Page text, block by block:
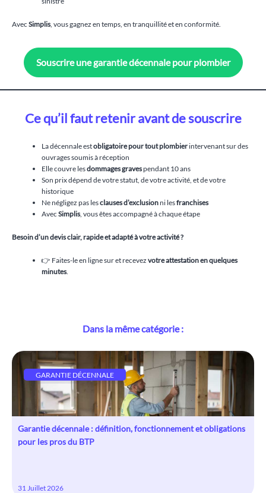
Avec Simplis , vous gagnez en temps, en tranquillité et en conformité.
Souscrire une garantie décennale pour plombier
Ce qu’il faut retenir avant de souscrire
La décennale estobligatoire pour tout plombierintervenant sur des
ouvrages soumis à réception
Elle couvre lesdommages gravespendant 10 ans
Son prix dépend de votre statut, de votre activité, et de votre
historique
Ne négligez pas lesclauses d’exclusionni lesfranchises
Avec Simplis , vous êtes accompagné à chaque étape
Besoin d’un devis clair, rapide et adapté à votre activité ?
👉 Faites-le en ligne sur et recevez votre attestation en quelques
minutes
Dans la même catégorie :
GARANTIE DÉCENNALE
Garantie décennale : définition, fonctionnement et obligations
pour les pros du BTP
31 Juillet 2026